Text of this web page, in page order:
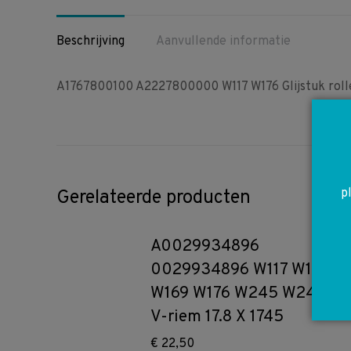
Beschrijving Aanvullende informatie
A1767800100 A2227800000 W117 W176 Glijstuk
Gerelateerde producten
A0029934896
0029934896 W117 W156
W169 W176 W245 W246
V-riem 17.8 X 1745
€ 22,50